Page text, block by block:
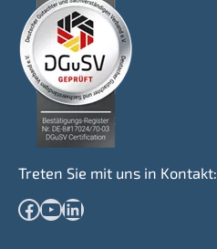
Treten Sie mit uns in Kontakt:
Facebook YouTube LinkedIn